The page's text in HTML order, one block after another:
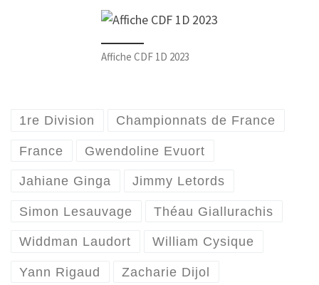
Affiche CDF 1D 2023
1re Division Championnats de France
France Gwendoline Evuort
Jahiane Ginga Jimmy Letords
Simon Lesauvage Théau Giallurachis
Widdman Laudort William Cysique
Yann Rigaud Zacharie Dijol